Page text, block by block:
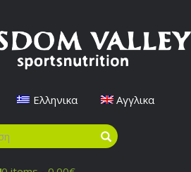
Ελληνικα Αγγλικα